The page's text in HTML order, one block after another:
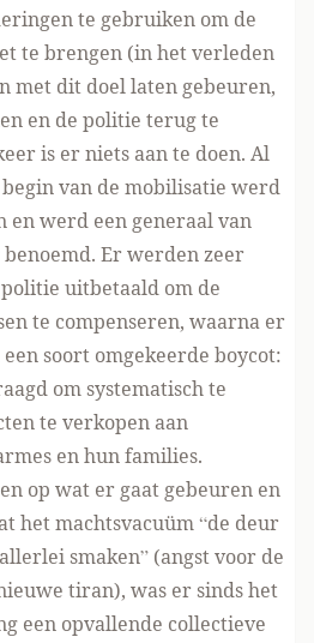
te gebruiken om de
te brengen (in het verleden
met dit doel laten gebeuren,
en de politie terug te
is er niets aan te doen. Al
van de mobilisatie werd
en werd een generaal van
Er werden zeer
uitbetaald om de
te compenseren, waarna er
soort omgekeerde boycot:
om systematisch te
te verkopen aan
en hun families.
op wat er gaat gebeuren en
het machtsvacuüm “de deur
smaken” (angst voor de
tiran), was er sinds het
een opvallende collectieve